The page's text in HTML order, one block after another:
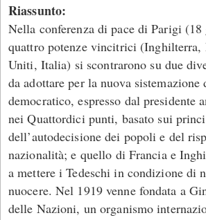
Riassunto:
Nella conferenza di pace di Parigi
quattro potenze vincitrici (Inghilterra,
Uniti, Italia) si scontrarono su due
da adottare per la nuova
democratico, espresso dal presidente
nei Quattordici punti, basato sui
dell’autodecisione dei popoli e del
nazionalità; e quello di Francia e
a mettere i Tedeschi in condizione di
nuocere. Nel 1919 venne fondata a
delle Nazioni, un organismo